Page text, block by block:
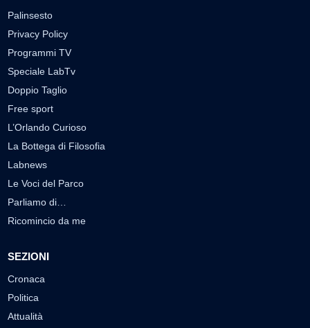
Palinsesto
Privacy Policy
Programmi TV
Speciale LabTv
Doppio Taglio
Free sport
L’Orlando Curioso
La Bottega di Filosofia
Labnews
Le Voci del Parco
Parliamo di…
Ricomincio da me
SEZIONI
Cronaca
Politica
Attualità